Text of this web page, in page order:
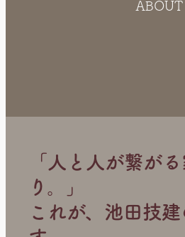
ABOUT
「人と人が繋が
り。」
これが、池田技